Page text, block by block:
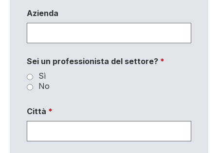
Azienda
Sei un professionista del settore? *
Sì
No
Città *